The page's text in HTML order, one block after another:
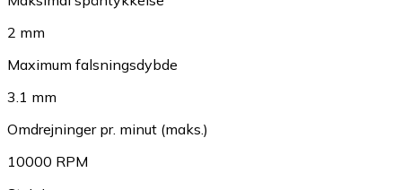
2 mm
Maximum falsningsdybde
3.1 mm
Omdrejninger pr. minut (maks.)
10000 RPM